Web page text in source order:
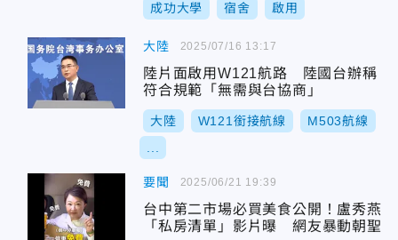
成功大學 宿舍 啟用
大陸
陸片面啟用W121航路 陸國台辦稱
符合規範「無需與台協商」
大陸 W121銜接航線 M503航線
2025/07/16 13:17
要聞
台中第二市場必買美食公開！盧秀燕
「私房清單」影片曝 網友暴動朝聖
2025/06/21 19:39